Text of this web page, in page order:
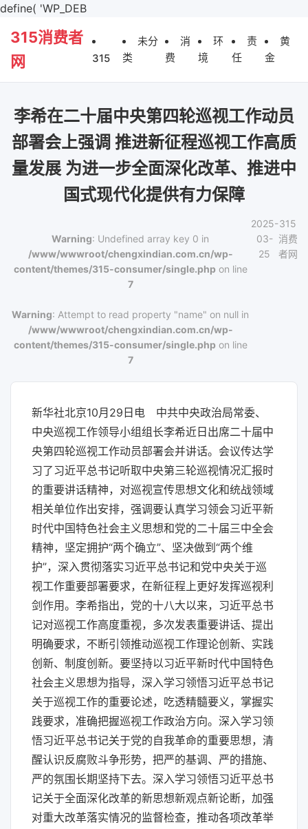
define( 'WP_DEB
315消费者
网
315
未分
类
消
费
环
境
责
任
黄
金
李希在二十届中央第四轮巡视工作动员
部署会上强调 推进新征程巡视工作高质
量发展 为进一步全面深化改革、推进中
国式现代化提供有力保障
Warning: Undefined array key 0 in
/www/wwwroot/chengxindian.com.cn/wp-
content/themes/315-consumer/single.phpon line
7
Warning: Attempt to read property "name" on null in
/www/wwwroot/chengxindian.com.cn/wp-
content/themes/315-consumer/single.phpon line
7
2025-
03-
25
315
消费
者网
新华社北京10月29日电 中共中央政治局常委、
中央巡视工作领导小组组长李希近日出席二十届中
央第四轮巡视工作动员部署会并讲话。会议传达学
习了习近平总书记听取中央第三轮巡视情况汇报时
的重要讲话精神，对巡视宣传思想文化和统战领域
相关单位作出安排，强调要认真学习领会习近平新
时代中国特色社会主义思想和党的二十届三中全会
精神，坚定拥护“两个确立”、坚决做到“两个维
护”，深入贯彻落实习近平总书记和党中央关于巡
视工作重要部署要求，在新征程上更好发挥巡视利
剑作用。李希指出，党的十八大以来，习近平总书
记对巡视工作高度重视，多次发表重要讲话、提出
明确要求，不断引领推动巡视工作理论创新、实践
创新、制度创新。要坚持以习近平新时代中国特色
社会主义思想为指导，深入学习领悟习近平总书记
关于巡视工作的重要论述，吃透精髓要义，掌握实
践要求，准确把握巡视工作政治方向。深入学习领
悟习近平总书记关于党的自我革命的重要思想，清
醒认识反腐败斗争形势，把严的基调、严的措施、
严的氛围长期坚持下去。深入学习领悟习近平总书
记关于全面深化改革的新思想新观点新论断，加强
对重大改革落实情况的监督检查，推动各项改革举